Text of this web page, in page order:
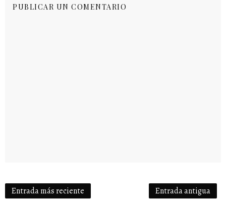
PUBLICAR UN COMENTARIO
Entrada más reciente Entrada antigua